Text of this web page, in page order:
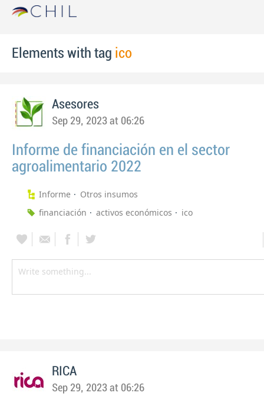
Elements with tag ico
Asesores
Sep 29, 2023 at 06:26
Informe de financiación en el sector
agroalimentario 2022
Informe
Otros insumos
financiación
activos económicos ico
RICA
Sep 29, 2023 at 06:26